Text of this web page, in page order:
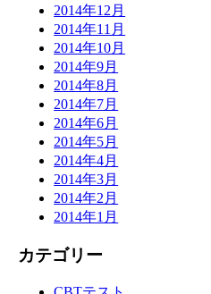
2014年12月
2014年11月
2014年10月
2014年9月
2014年8月
2014年7月
2014年6月
2014年5月
2014年4月
2014年3月
2014年2月
2014年1月
カテゴリー